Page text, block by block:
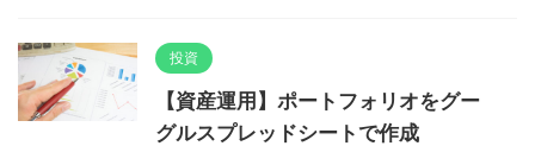
投資
【資産運用】ポートフォリオをグー
グルスプレッドシートで作成